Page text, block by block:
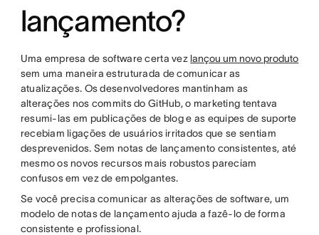
lançamento?
Uma empresa de software certa vez lançou um novo produto
sem uma maneira estruturada de comunicar as
atualizações. Os desenvolvedores mantinham as
alterações nos commits do GitHub, o marketing tentava
resumi-las em publicações de blog e as equipes de suporte
recebiam ligações de usuários irritados que se sentiam
desprevenidos. Sem notas de lançamento consistentes, até
mesmo os novos recursos mais robustos pareciam
confusos em vez de empolgantes.
Se você precisa comunicar as alterações de software, um
modelo de notas de lançamento ajuda a fazê-lo de forma
consistente e profissional.